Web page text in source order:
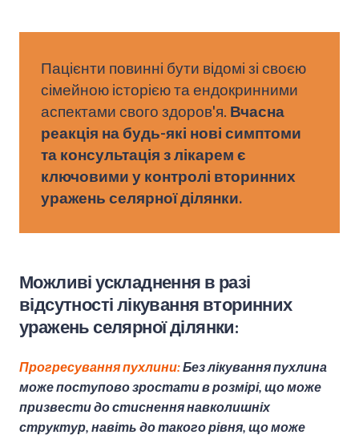
Пацієнти повинні бути відомі зі своєю
сімейною історією та ендокринними
аспектами свого здоров'я. Вчасна
реакція на будь-які нові симптоми
та консультація з лікарем є
ключовими у контролі вторинних
уражень селярної ділянки.
Можливі ускладнення в разі
відсутності лікування вторинних
уражень селярної ділянки:
Прогресування пухлини:Без лікування пухлина
може поступово зростати в розмірі, що може
призвести до стиснення навколишніх
структур, навіть до такого рівня, що може